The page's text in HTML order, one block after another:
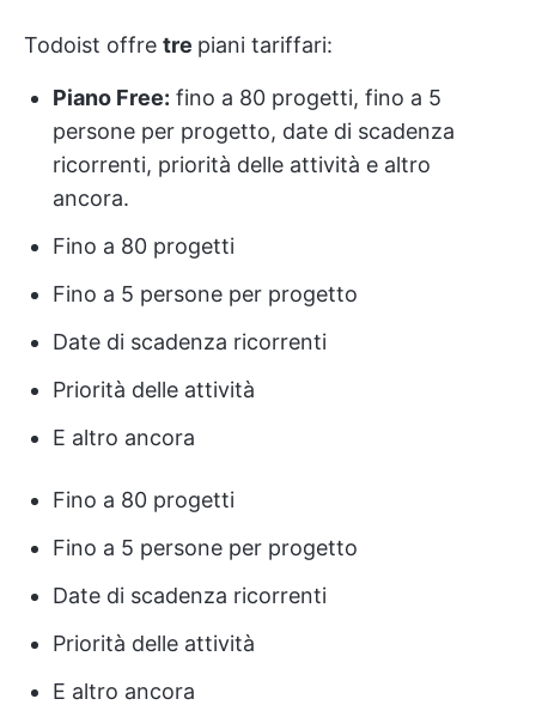
Todoist offre tre piani tariffari:
Piano Free: fino a 80 progetti, fino a 5
persone per progetto, date di scadenza
ricorrenti, priorità delle attività e altro
ancora.
Fino a 80 progetti
Fino a 5 persone per progetto
Date di scadenza ricorrenti
Priorità delle attività
E altro ancora
Fino a 80 progetti
Fino a 5 persone per progetto
Date di scadenza ricorrenti
Priorità delle attività
E altro ancora